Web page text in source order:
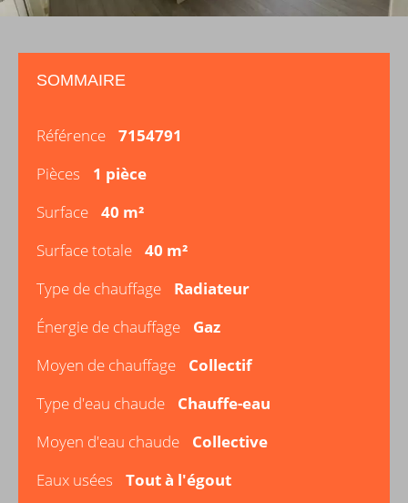
SOMMAIRE
Référence
7154791
Pièces
1 pièce
Surface
40 m²
Surface totale
40 m²
Type de chauffage
Radiateur
Énergie de chauffage
Gaz
Moyen de chauffage
Collectif
Type d'eau chaude
Chauffe-eau
Moyen d'eau chaude
Collective
Eaux usées
Tout à l'égout